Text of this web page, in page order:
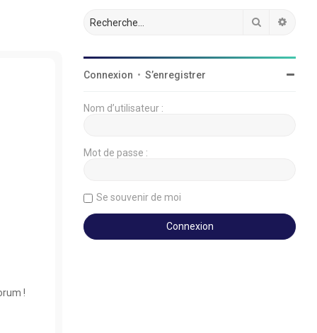
!
Rechercher
Connexion • S’enregistrer
Nom d’utilisateur :
Mot de passe :
Se souvenir de moi